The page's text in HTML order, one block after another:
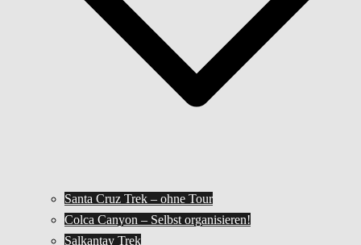
Santa Cruz Trek – ohne Tour
Colca Canyon – Selbst organisieren!
Salkantay Trek